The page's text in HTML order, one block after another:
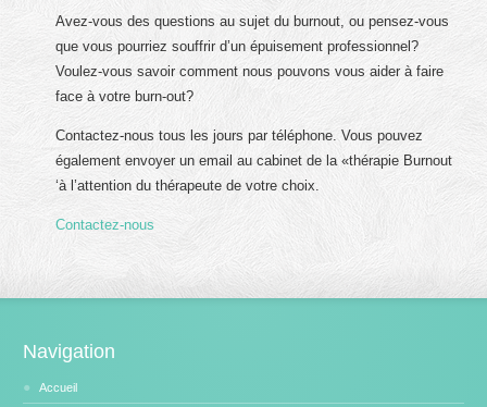
Avez-vous des questions au sujet du burnout, ou pensez-vous
que vous pourriez souffrir d’un épuisement professionnel?
Voulez-vous savoir comment nous pouvons vous aider à faire
face à votre burn-out?
Contactez-nous tous les jours par téléphone. Vous pouvez
également envoyer un email au cabinet de la «thérapie Burnout
‘à l’attention du thérapeute de votre choix.
Contactez-nous
Navigation
Accueil